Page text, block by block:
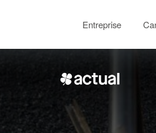
Entreprise